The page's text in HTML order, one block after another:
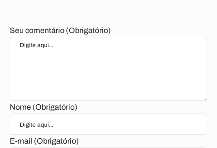
Seu comentário (Obrigatório)
Nome (Obrigatório)
E-mail (Obrigatório)